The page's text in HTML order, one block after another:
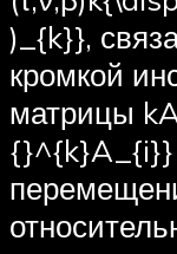
)_{k}},
кромкой
матрицы
{}^{k}A_{i}}